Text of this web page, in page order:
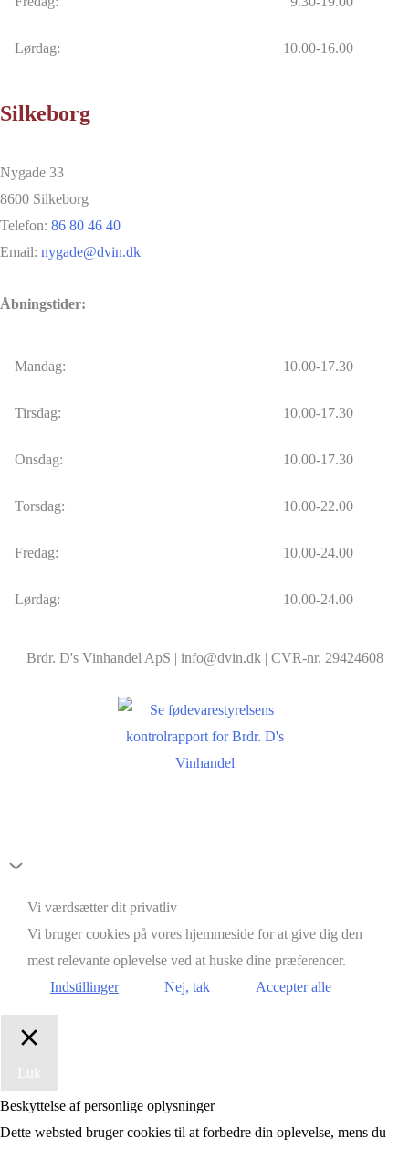
Lørdag: 10.00-16.00
Silkeborg
Nygade 33
8600 Silkeborg
Telefon: 86 80 46 40
Email: nygade@dvin.dk
Åbningstider:
Mandag: 10.00-17.30
Tirsdag: 10.00-17.30
Onsdag: 10.00-17.30
Torsdag: 10.00-22.00
Fredag: 10.00-24.00
Lørdag: 10.00-24.00
Brdr. D's Vinhandel ApS | info@dvin.dk | CVR-nr. 29424608
Scroll
Vi værdsætter dit privatliv
Vi bruger cookies på vores hjemmeside for at give dig den
mest relevante oplevelse ved at huske dine præferencer.
Indstillinger
Nej, tak Accepter alle
Luk
Beskyttelse af personlige oplysninger
Dette websted bruger cookies til at forbedre din oplevelse, mens du